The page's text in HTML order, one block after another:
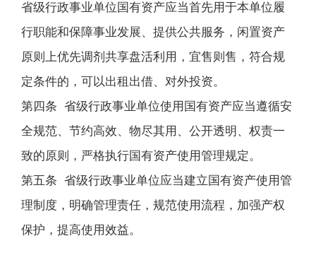
省级行政事业单位国有资产应当首先用于本单位履
行职能和保障事业发展、提供公共服务，闲置资产
原则上优先调剂共享盘活利用，宜售则售，符合规
定条件的，可以出租出借、对外投资。
第四条 省级行政事业单位使用国有资产应当遵循安
全规范、节约高效、物尽其用、公开透明、权责一
致的原则，严格执行国有资产使用管理规定。
第五条 省级行政事业单位应当建立国有资产使用管
理制度，明确管理责任，规范使用流程，加强产权
保护，提高使用效益。